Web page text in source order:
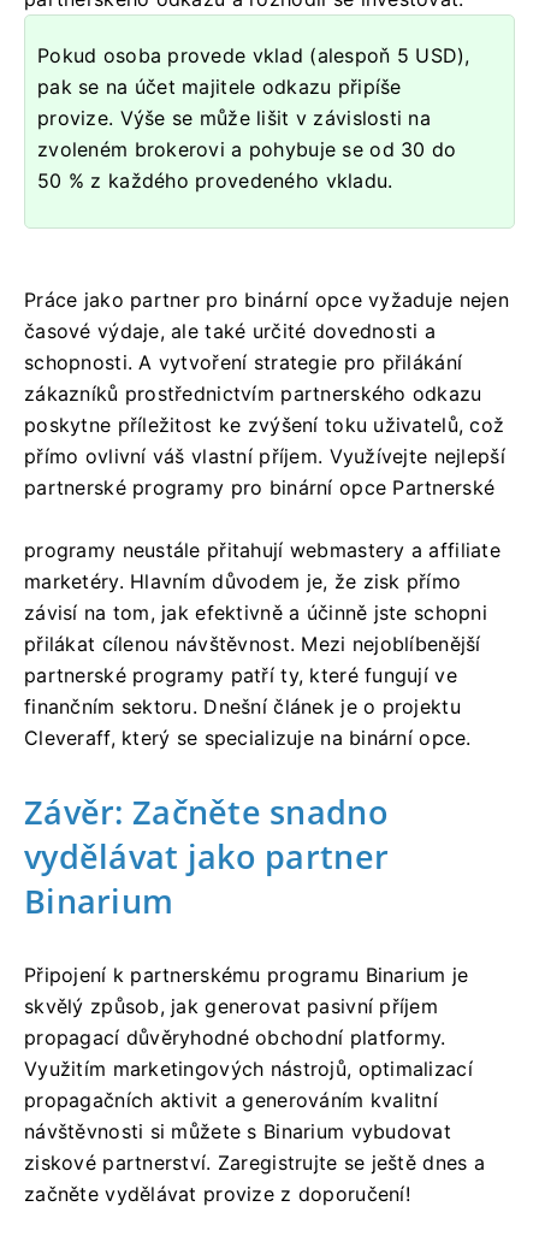
Pokud osoba provede vklad (alespoň 5 USD),
pak se na účet majitele odkazu připíše
provize. Výše ​​se může lišit v závislosti na
zvoleném brokerovi a pohybuje se od 30 do
50 % z každého provedeného vkladu.
Práce jako partner pro binární opce vyžaduje nejen
časové výdaje, ale také určité dovednosti a
schopnosti. A vytvoření strategie pro přilákání
zákazníků prostřednictvím partnerského odkazu
poskytne příležitost ke zvýšení toku uživatelů, což
přímo ovlivní váš vlastní příjem. Využívejte nejlepší
partnerské programy pro binární opce Partnerské
programy neustále přitahují webmastery a affiliate
marketéry. Hlavním důvodem je, že zisk přímo
závisí na tom, jak efektivně a účinně jste schopni
přilákat cílenou návštěvnost. Mezi nejoblíbenější
partnerské programy patří ty, které fungují ve
finančním sektoru. Dnešní článek je o projektu
Cleveraff, který se specializuje na binární opce.
Závěr: Začněte snadno
vydělávat jako partner
Binarium
Připojení k partnerskému programu Binarium je
skvělý způsob, jak generovat pasivní příjem
propagací důvěryhodné obchodní platformy.
Využitím marketingových nástrojů, optimalizací
propagačních aktivit a generováním kvalitní
návštěvnosti si můžete s Binarium vybudovat
ziskové partnerství. Zaregistrujte se ještě dnes a
začněte vydělávat provize z doporučení!